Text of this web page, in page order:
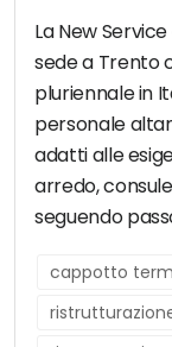
La New
sede a Trento
pluriennale in
personale
adatti alle
arredo,
seguendo
cappotto